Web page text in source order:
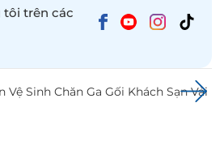
tôi trên các
Vệ Sinh Chăn Ga Gối Khách Sạn Vải